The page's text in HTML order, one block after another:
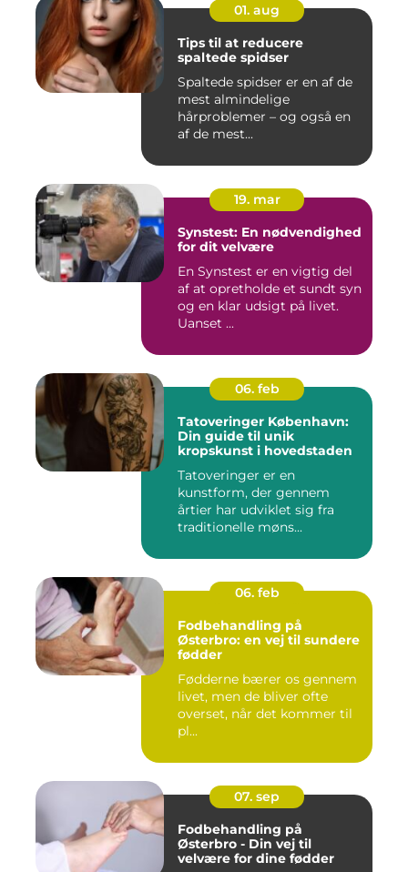
01. aug
Tips til at reducere
spaltede spidser
Spaltede spidser er en af de
mest almindelige
hårproblemer – og også en
af de mest...
19. mar
Synstest: En nødvendighed
for dit velvære
En Synstest er en vigtig del
af at opretholde et sundt syn
og en klar udsigt på livet.
Uanset ...
06. feb
Tatoveringer København:
Din guide til unik
kropskunst i hovedstaden
Tatoveringer er en
kunstform, der gennem
årtier har udviklet sig fra
traditionelle møns...
06. feb
Fodbehandling på
Østerbro: en vej til sundere
fødder
Fødderne bærer os gennem
livet, men de bliver ofte
overset, når det kommer til
pl...
07. sep
Fodbehandling på
Østerbro - Din vej til
velvære for dine fødder